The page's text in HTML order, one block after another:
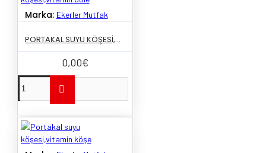
Marka: Ekerler Mutfak
PORTAKAL SUYU KÖŞESI,VITAMIN BÜFE
0,00€